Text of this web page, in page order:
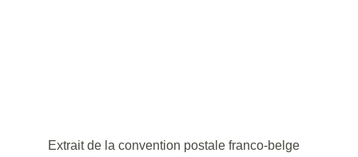
Extrait de la convention postale franco-belge